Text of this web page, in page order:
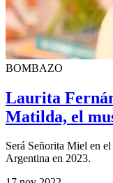
BOMBAZO
Laurita
Matilda, el
Será Señorita Miel en
Argentina en 2023.